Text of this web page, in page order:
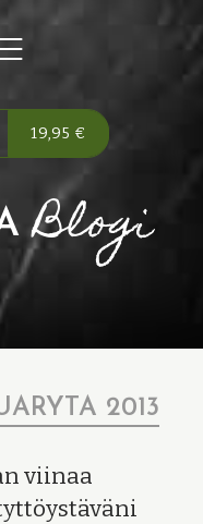
19,95 €
Blogi
2013
viinaa